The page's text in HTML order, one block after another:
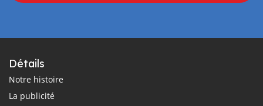
Détails
Notre histoire
La publicité